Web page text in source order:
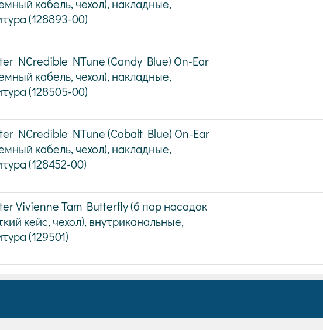
кабель, чехол), накладные,
(128893-00)
NCredible NTune (Candy Blue) On-Ear
кабель, чехол), накладные,
(128505-00)
NCredible NTune (Cobalt Blue) On-Ear
кабель, чехол), накладные,
(128452-00)
Vivienne Tam Butterfly (6 пар насадок
кейс, чехол), внутриканальные,
(129501)